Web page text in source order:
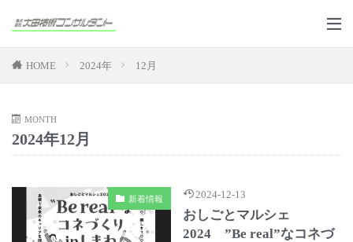
HOME 2024年 12月
MONTH
2024年12月
新着情報 2024-12-13
おしごとマルシェ
2024 ”Be real”なコネづ